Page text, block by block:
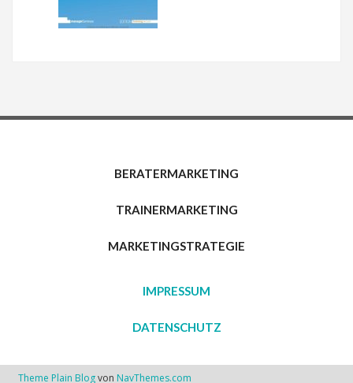
BERATERMARKETING
TRAINERMARKETING
MARKETINGSTRATEGIE
IMPRESSUM
DATENSCHUTZ
Theme Plain Blogvon NavThemes.com